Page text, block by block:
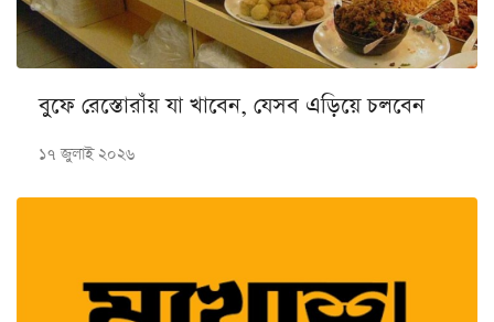
বুফে রেস্তোরাঁয় যা খাবেন, যেসব এড়িয়ে চলবেন
১৭ জুলাই ২০২৬